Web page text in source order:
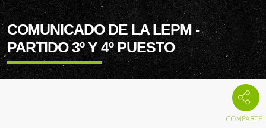
COMUNICADO DE LA LEPM -
PARTIDO 3º Y 4º PUESTO